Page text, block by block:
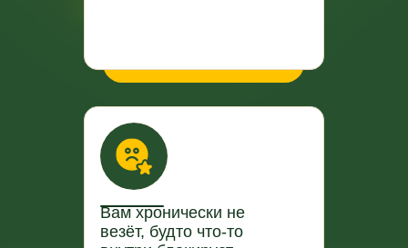
Вам хронически не
везёт, будто что-то